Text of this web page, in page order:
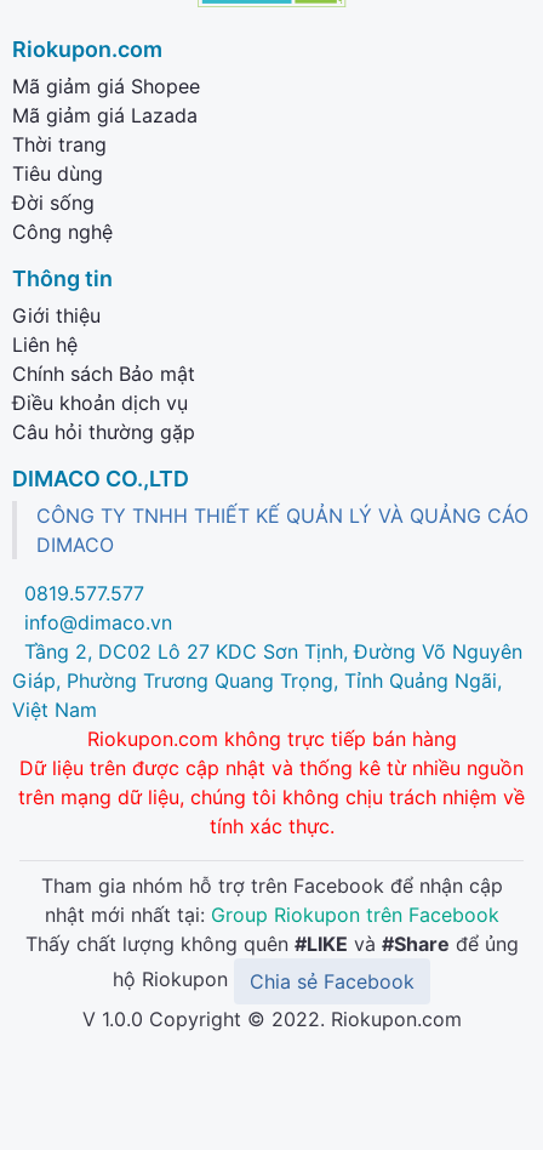
Riokupon.com
Mã giảm giá Shopee
Mã giảm giá Lazada
Thời trang
Tiêu dùng
Đời sống
Công nghệ
Thông tin
Giới thiệu
Liên hệ
Chính sách Bảo mật
Điều khoản dịch vụ
Câu hỏi thường gặp
DIMACO CO.,LTD
CÔNG TY TNHH THIẾT KẾ QUẢN LÝ VÀ QUẢNG CÁO
DIMACO
0819.577.577
info@dimaco.vn
Tầng 2, DC02 Lô 27 KDC Sơn Tịnh, Đường Võ Nguyên
Giáp, Phường Trương Quang Trọng, Tỉnh Quảng Ngãi,
Việt Nam
Riokupon.com không trực tiếp bán hàng
Dữ liệu trên được cập nhật và thống kê từ nhiều nguồn
trên mạng dữ liệu, chúng tôi không chịu trách nhiệm về
tính xác thực.
Tham gia nhóm hỗ trợ trên Facebook để nhận cập
nhật mới nhất tại: Group Riokupon trên Facebook
Thấy chất lượng không quên #LIKE và #Share để ủng
hộ Riokupon
Chia sẻ Facebook
V 1.0.0 Copyright © 2022. Riokupon.com